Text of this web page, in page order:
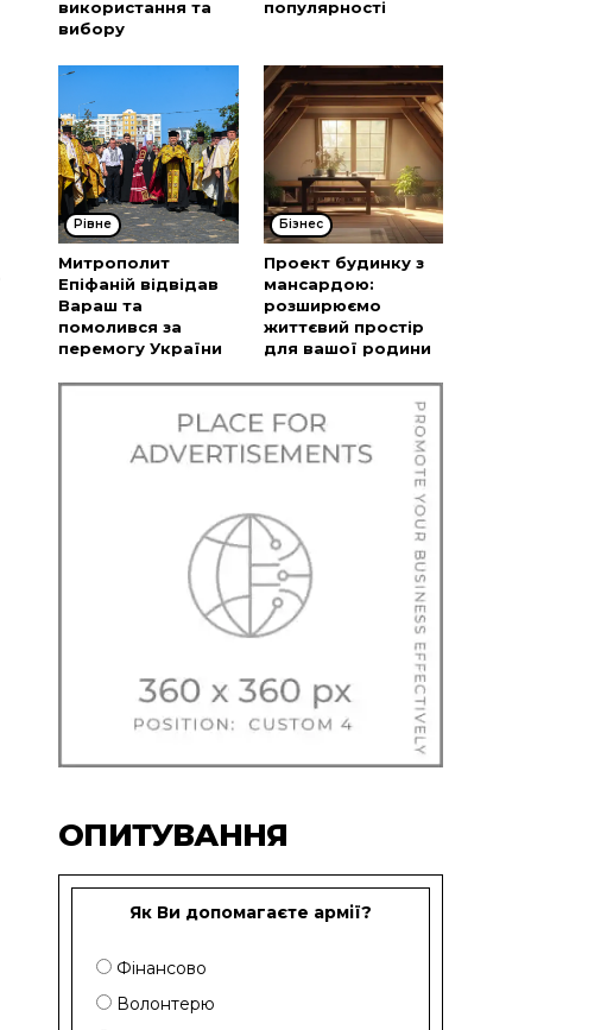
використання та
вибору
популярності
Рівне
Митрополит
Епіфаній відвідав
Вараш та
помолився за
перемогу України
Бізнес
Проект будинку з
мансардою:
розширюємо
життєвий простір
для вашої родини
ОПИТУВАННЯ
Як Ви допомагаєте армії?
Фінансово
Волонтерю